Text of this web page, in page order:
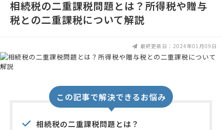
相続税の二重課税問題とは？所得税や贈与
税との二重課税について解説
最終更新日：2024年01月09日
この記事で解決できるお悩み
相続税の二重課税問題とは？